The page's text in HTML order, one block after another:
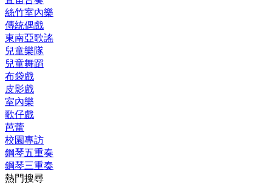
絲竹室內樂
傳統偶戲
東南亞歌謠
兒童樂隊
兒童舞蹈
布袋戲
皮影戲
室內樂
歌仔戲
芭蕾
校園專訪
鋼琴五重奏
鋼琴三重奏
熱門搜尋